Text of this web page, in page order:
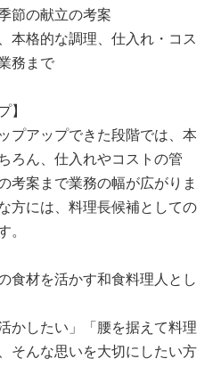
節の献立の考案
本格的な調理、仕入れ・コス
務まで
】
プアップできた段階では、本
ろん、仕入れやコストの管
考案まで業務の幅が広がりま
方には、料理長候補としての
。
食材を活かす和食料理人とし
かしたい」「腰を据えて料理
そんな思いを大切にしたい方